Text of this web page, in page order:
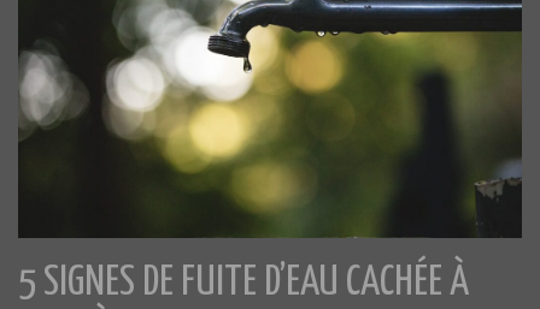
5 SIGNES DE FUITE D’EAU CACHÉE À